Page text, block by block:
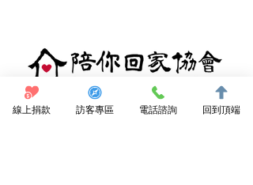
點我捐款支持
線上捐款 訪客專區 電話諮詢 回到頂端